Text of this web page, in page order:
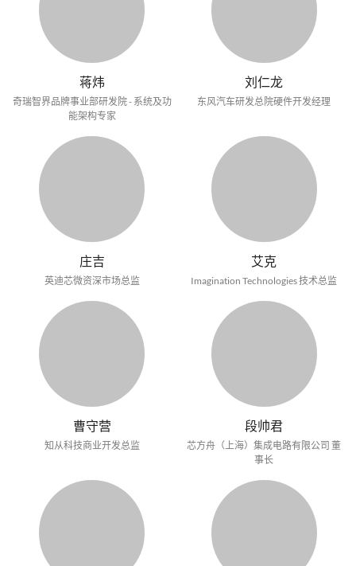
蒋炜
奇瑞智界品牌事业部研发院 - 系统及功
能架构专家
刘仁龙
东风汽车研发总院硬件开发经理
庄吉
英迪芯微资深市场总监
艾克
Imagination Technologies 技术总监
曹守营
知从科技商业开发总监
段帅君
芯方舟（上海）集成电路有限公司 董
事长